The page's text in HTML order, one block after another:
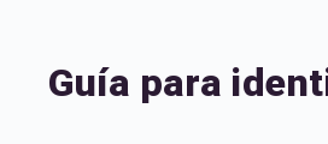
Guía para